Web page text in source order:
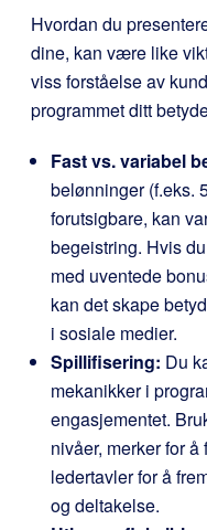
Hvordan du
dine, kan være like
viss forståelse av
programmet ditt
Fast vs. variabel
belønninger (f.eks.
forutsigbare, kan
begeistring. Hvis
med uventede
kan det skape
i sosiale medier.
Spillifisering: Du
mekanikker i
engasjementet.
nivåer, merker for
ledertavler for å
og deltakelse.